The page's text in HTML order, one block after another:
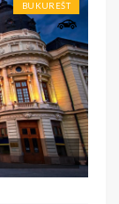
BUKUREŠT